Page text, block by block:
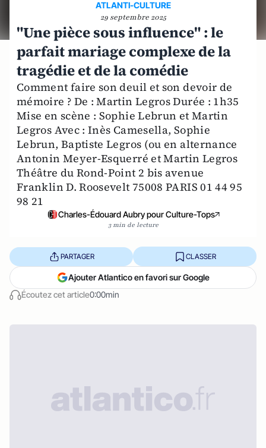
ATLANTI-CULTURE
29 septembre 2025
"Une pièce sous influence" : le
parfait mariage complexe de la
tragédie et de la comédie
Comment faire son deuil et son devoir de
mémoire ? De : Martin Legros Durée : 1h35
Mise en scène : Sophie Lebrun et Martin
Legros Avec : Inès Camesella, Sophie
Lebrun, Baptiste Legros (ou en alternance
Antonin Meyer-Esquerré et Martin Legros
Théâtre du Rond-Point 2 bis avenue
Franklin D. Roosevelt 75008 PARIS 01 44 95
98 21
Charles-Édouard Aubry pour Culture-Tops
3 min de lecture
Écoutez cet article0:00min
PARTAGER CLASSER
Ajouter Atlantico en favori sur Google